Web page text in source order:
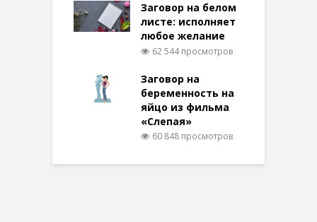
Заговор на белом
листе: исполняет
любое желание
62 544 просмотров
Заговор на
беременность на
яйцо из фильма
«Слепая»
60 848 просмотров